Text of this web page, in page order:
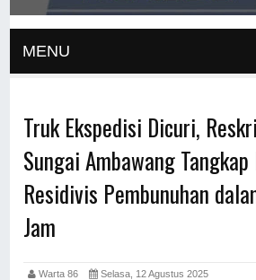
MENU
Truk Ekspedisi Dicuri,
Sungai Ambawang
Residivis Pembunuhan
Jam
Warta 86 Selasa, 12 Agustus 2025